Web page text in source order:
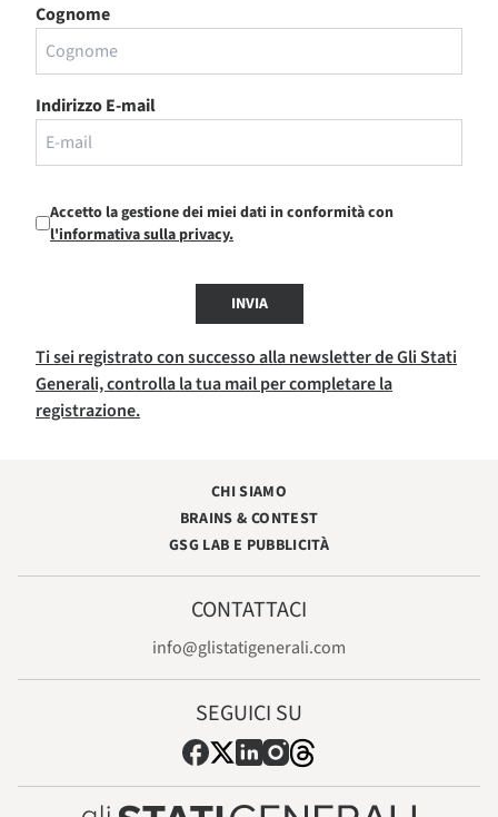
Cognome
Indirizzo E-mail
Accetto la gestione dei miei dati in conformità con
l'informativa sulla privacy.
INVIA
Ti sei registrato con successo alla newsletter de Gli Stati
Generali, controlla la tua mail per completare la
registrazione.
CHI SIAMO
BRAINS & CONTEST
GSG LAB E PUBBLICITÀ
CONTATTACI
info@glistatigenerali.com
SEGUICI SU